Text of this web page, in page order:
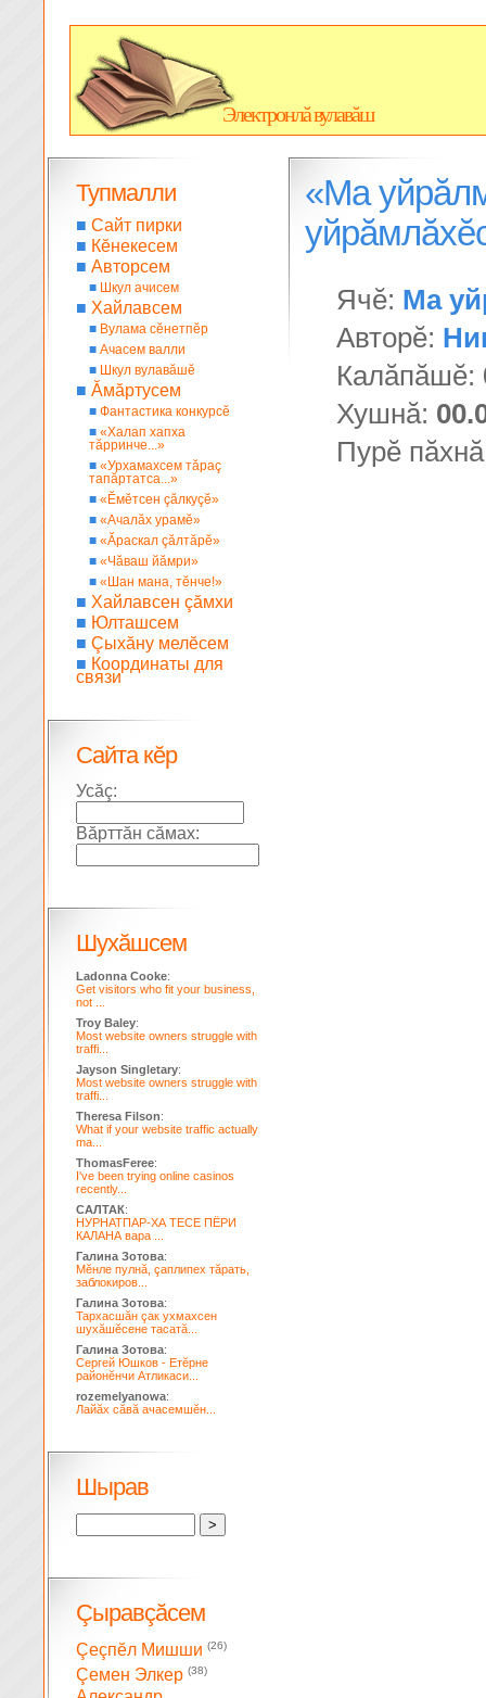
Электронлă вулавăш
«Ма
Ячĕ: Ма
Авторĕ:
Калăпăшĕ:
Хушнă:
Пурĕ
Тупмалли
■ Сайт пирки
■ Кĕнекесем
■ Авторсем
■ Шкул ачисем
■ Хайлавсем
■ Вулама сĕнетпĕр
■ Ачасем валли
■ Шкул вулавăшĕ
■ Ăмăртусем
■ Фантастика конкурсĕ
■ «Халап хапха
тăрринче...»
■ «Урхамахсем тăраç
тапăртатса...»
■ «Ĕмĕтсен çăлкуçĕ»
■ «Ачалăх урамĕ»
■ «Ăраскал çăлтăрĕ»
■ «Чăваш йăмри»
■ «Шан мана, тĕнче!»
■ Хайлавсен çăмхи
■ Юлташсем
■ Çыхăну мелĕсем
■ Координаты для
связи
Сайта кĕр
Усăç:
Вăрттăн сăмах:
Шухăшсем
Ladonna Cooke:
Get visitors who fit your business,
not ...
Troy Baley:
Most website owners struggle with
traffi...
Jayson Singletary:
Most website owners struggle with
traffi...
Theresa Filson:
What if your website traffic actually
ma...
ThomasFeree:
I've been trying online casinos
recently...
САЛТАК:
НУРНАТПАР-ХА ТЕСЕ ПЁРИ
КАЛАНА вара ...
Галина Зотова:
Мĕнле пулнă, çаплипех тăрать,
заблокиров...
Галина Зотова:
Тархасшăн çак ухмахсен
шухăшĕсене тасатă...
Галина Зотова:
Сергей Юшков - Етĕрне
районĕнчи Атликаси...
rozemelyanowa:
Лайăх сăвă ачасемшĕн...
Шырав
Çыравçăсем
Çеçпĕл Мишши (26)
Çемен Элкер (38)